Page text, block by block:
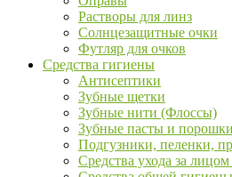
Растворы для линз
Солнцезащитные очки
Футляр для очков
Средства гигиены
Антисептики
Зубные щетки
Зубные нити (Флоссы)
Зубные пасты и порошки
Подгузники, пеленки,
Средства ухода за